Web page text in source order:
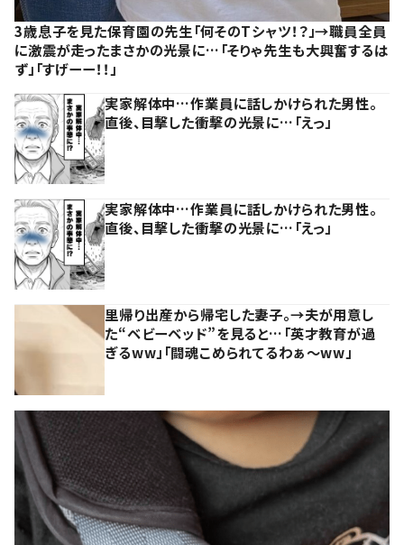
3歳息子を見た保育園の先生「何そのTシャツ！？」→職員全員
に激震が走ったまさかの光景に…「そりゃ先生も大興奮するは
ず」「すげーー！！」
実家解体中…作業員に話しかけられた男性。
直後、目撃した衝撃の光景に…「えっ」
実家解体中…作業員に話しかけられた男性。
直後、目撃した衝撃の光景に…「えっ」
里帰り出産から帰宅した妻子。→夫が用意し
た“ベビーベッド”を見ると…「英才教育が過
ぎるww」「闘魂こめられてるわぁ～ww」